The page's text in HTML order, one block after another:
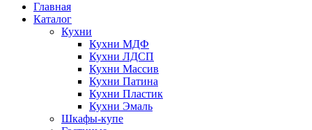
Главная
Каталог
Кухни
Кухни МДФ
Кухни ЛДСП
Кухни Массив
Кухни Патина
Кухни Пластик
Кухни Эмаль
Шкафы-купе